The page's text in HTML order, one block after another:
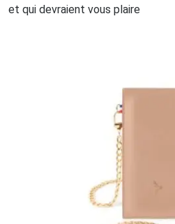
et qui devraient vous plaire